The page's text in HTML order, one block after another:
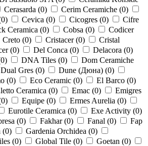
Cerasarda (0) Cerim Ceramiche (0)
0) Cevica (0) Cicogres (0)
Cifre
Ceramica (0) Cobsa (0)
Codicer
Creto (0) Cristacer (0)
Cristal
(0) Del Conca (0) Delacora (0)
0) DNA Tiles (0)
Dom Ceramiche
Dual Gres (0) Dune (Дюна) (0)
(0) Eco Ceramic (0) El Barco (0)
Ceramica (0) Emac (0)
Emigres
0) Equipe (0) Ermes Aurelia (0)
Eurotile Ceramica (0) Exe Activity (0)
(0) Fakhar (0) Fanal (0)
Fap
(0) Gardenia Orchidea (0)
(0) Global Tile (0) Goetan (0)